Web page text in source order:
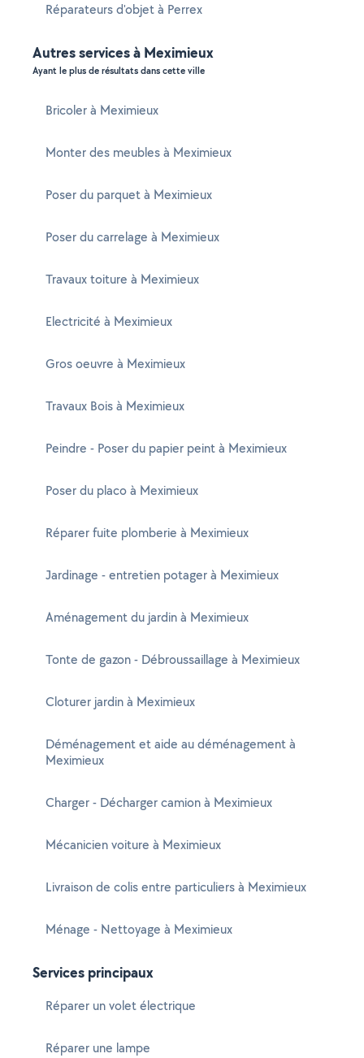
Réparateurs d'objet à Perrex
Autres services à Meximieux
Ayant le plus de résultats dans cette ville
Bricoler à Meximieux
Monter des meubles à Meximieux
Poser du parquet à Meximieux
Poser du carrelage à Meximieux
Travaux toiture à Meximieux
Electricité à Meximieux
Gros oeuvre à Meximieux
Travaux Bois à Meximieux
Peindre - Poser du papier peint à Meximieux
Poser du placo à Meximieux
Réparer fuite plomberie à Meximieux
Jardinage - entretien potager à Meximieux
Aménagement du jardin à Meximieux
Tonte de gazon - Débroussaillage à Meximieux
Cloturer jardin à Meximieux
Déménagement et aide au déménagement à
Meximieux
Charger - Décharger camion à Meximieux
Mécanicien voiture à Meximieux
Livraison de colis entre particuliers à Meximieux
Ménage - Nettoyage à Meximieux
Services principaux
Réparer un volet électrique
Réparer une lampe